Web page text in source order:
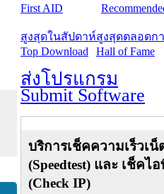
First AID
สูงสุดในสัปดาห์
Top Download
สูงสุดตลอดก
Hall of Fame
ส่งโปรแกรม
Submit Software
บริการเช็คความเร็วเน็
(Speedtest) และ เช็คไ
(Check IP)